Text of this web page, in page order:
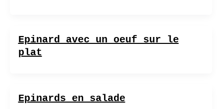
Epinard avec un oeuf sur le
plat
Epinards en salade